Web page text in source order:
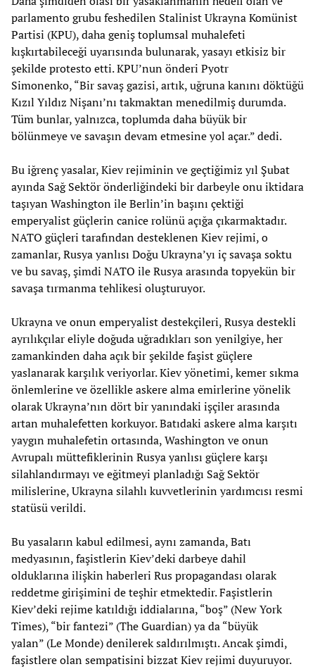
parlamento grubu feshedilen Stalinist Ukrayna Komünist
Partisi (KPU), daha geniş toplumsal muhalefeti
kışkırtabileceği uyarısında bulunarak, yasayı etkisiz bir
şekilde protesto etti. KPU’nun önderi Pyotr
Simonenko, “Bir savaş gazisi, artık, uğruna kanını döktüğü
Kızıl Yıldız Nişanı’nı takmaktan menedilmiş durumda.
Tüm bunlar, yalnızca, toplumda daha büyük bir
bölünmeye ve savaşın devam etmesine yol açar.” dedi.
Bu iğrenç yasalar, Kiev rejiminin ve geçtiğimiz yıl Şubat
ayında Sağ Sektör önderliğindeki bir darbeyle onu iktidara
taşıyan Washington ile Berlin’in başını çektiği
emperyalist güçlerin canice rolünü açığa çıkarmaktadır.
NATO güçleri tarafından desteklenen Kiev rejimi, o
zamanlar, Rusya yanlısı Doğu Ukrayna’yı iç savaşa soktu
ve bu savaş, şimdi NATO ile Rusya arasında topyekün bir
savaşa tırmanma tehlikesi oluşturuyor.
Ukrayna ve onun emperyalist destekçileri, Rusya destekli
ayrılıkçılar eliyle doğuda uğradıkları son yenilgiye, her
zamankinden daha açık bir şekilde faşist güçlere
yaslanarak karşılık veriyorlar. Kiev yönetimi, kemer sıkma
önlemlerine ve özellikle askere alma emirlerine yönelik
olarak Ukrayna’nın dört bir yanındaki işçiler arasında
artan muhalefetten korkuyor. Batıdaki askere alma karşıtı
yaygın muhalefetin ortasında, Washington ve onun
Avrupalı müttefiklerinin Rusya yanlısı güçlere karşı
silahlandırmayı ve eğitmeyi planladığı Sağ Sektör
milislerine, Ukrayna silahlı kuvvetlerinin yardımcısı resmi
statüsü verildi.
Bu yasaların kabul edilmesi, aynı zamanda, Batı
medyasının, faşistlerin Kiev’deki darbeye dahil
olduklarına ilişkin haberleri Rus propagandası olarak
reddetme girişimini de teşhir etmektedir. Faşistlerin
Kiev’deki rejime katıldığı iddialarına, “boş” (New York
Times), “bir fantezi” (The Guardian) ya da “büyük
yalan” (Le Monde) denilerek saldırılmıştı. Ancak şimdi,
faşistlere olan sempatisini bizzat Kiev rejimi duyuruyor.